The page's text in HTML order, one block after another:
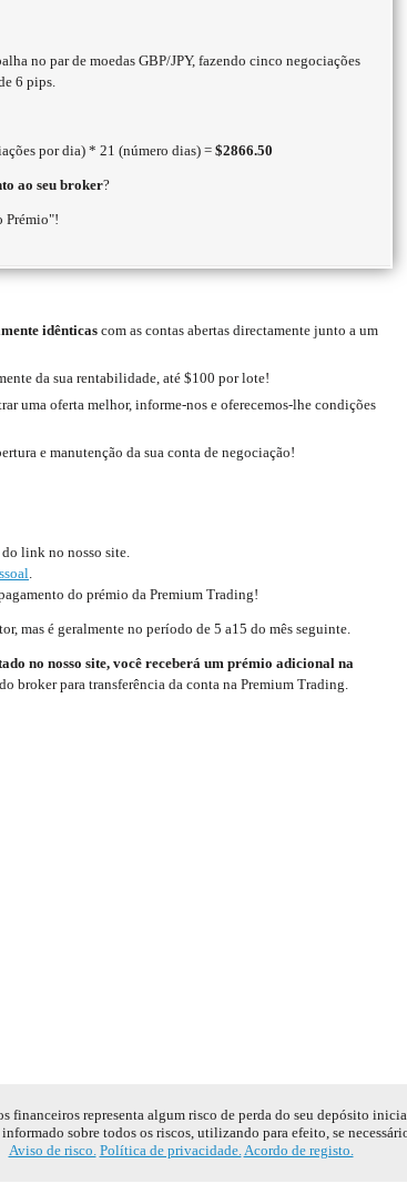
no par de moedas GBP/JPY, fazendo cinco negociações
6 pips.
por dia) * 21 (número dias) = $2866.50
ao seu broker?
Prémio"!
idênticas com as contas abertas directamente junto a um
da sua rentabilidade, até $100 por lote!
uma oferta melhor, informe-nos e oferecemos-lhe condições
e manutenção da sua conta de negociação!
link no nosso site.
.
do prémio da Premium Trading!
mas é geralmente no período de 5 a15 do mês seguinte.
no nosso site, você receberá um prémio adicional na
broker para transferência da conta na Premium Trading.
financeiros representa algum risco de perda do seu depósito
sobre todos os riscos, utilizando para efeito, se
Aviso de risco. Política de privacidade.Acordo de registo.